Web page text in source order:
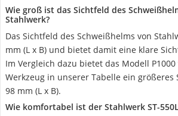
Wie groß ist das Sichtfeld des
Stahlwerk?
Das Sichtfeld des Schweißhelms von
mm (L x B) und bietet damit eine klare
Im Vergleich dazu bietet das Modell P1000
Werkzeug in unserer Tabelle ein größeres
98 mm (L x B).
Wie komfortabel ist der Stahlwerk ST-